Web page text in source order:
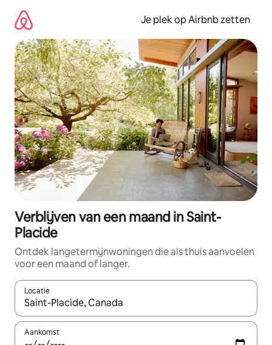
direct
naar
inhoud
Je plek op Airbnb zetten
Verblijven van een maand in Saint-
Placide
Ontdek langetermijnwoningen die als thuis aanvoelen
voor een maand of langer.
Locatie
Wanneer er resultaten beschikbaar zijn, maak je een keuze
Aankomst